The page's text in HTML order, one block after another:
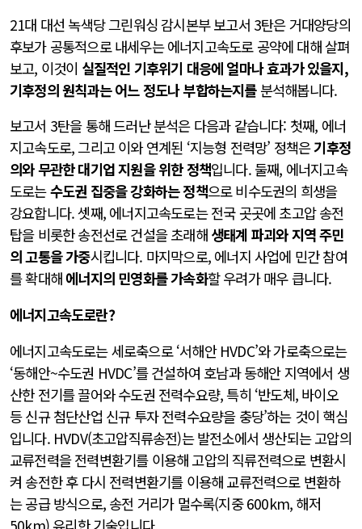
21대 대선 녹색당 그린워싱 감시본부 보고서 3탄은 거대양당의
후보가 공통적으로 내세우는 에너지고속도로 공약에 대해 살펴
보고, 이것이 실질적인 기후위기 대응에 얼마나 효과가 있을지,
기후정의 원칙과는 어느 정도나 부합하는지를분석해봅니다.
보고서 3탄을 통해 드러난 분석은 다음과 같습니다: 첫째, 에너
지고속도로, 그리고 이와 연계된 ‘지능형 전력망’ 정책은기후정
의와 무관한 대기업 지원을 위한 정책입니다. 둘째, 에너지고속
도로는수도권 집중을 강화하는 정책으로 비수도권의 희생을
강요합니다. 셋째, 에너지고속도로는 전국 곳곳에 초고압 송전
탑을 비롯한 송전선로 건설을 초래해 생태계 파괴와 지역 주민
의 고통을 가중시킵니다. 마지막으로, 에너지 사업에 민간 참여
를 확대해에너지의 민영화를 가속화할 우려가 매우 큽니다.
에너지고속도로란?
에너지고속도로는 세로축으로 ‘서해안 HVDC’와 가로축으로는
‘동해안~수도권 HVDC’를 건설하여 호남과 동해안 지역에서 생
산한 전기를 끌어와 수도권 전력수요량, 특히 ‘반도체, 바이오
등 신규 첨단산업 신규 투자 전력수요량을 충당’하는 것이 핵심
입니다. HVDV(초고압직류송전)는 발전소에서 생산되는 고압의
교류전력을 전력변환기를 이용해 고압의 직류전력으로 변환시
켜 송전한 후 다시 전력변환기를 이용해 교류전력으로 변환하
는 공급 방식으로, 송전 거리가 멀수록(지중 600km, 해저